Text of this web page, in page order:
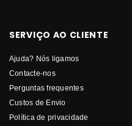
SERVIÇO AO CLIENTE
Ajuda? Nós ligamos
Contacte-nos
Perguntas frequentes
Custos de Envio
Política de privacidade